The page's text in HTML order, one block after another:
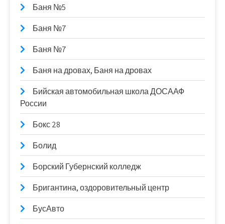
Баня №5
Баня №7
Баня №7
Баня на дровах, Баня на дровах
Бийская автомобильная школа ДОСААФ
России
Бокс 28
Болид
Борский Губернский колледж
Бригантина, оздоровительный центр
БусАвто